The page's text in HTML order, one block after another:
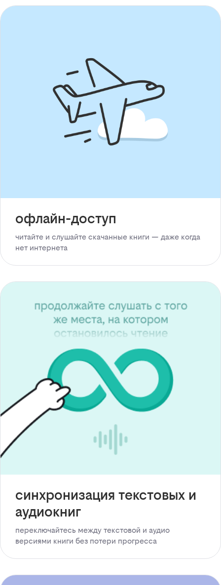
офлайн-доступ
читайте и слушайте скачанные книги — даже когда
нет интернета
синхронизация текстовых и
аудиокниг
переключайтесь между текстовой и аудио
версиями книги без потери прогресса